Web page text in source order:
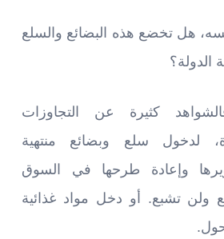
هل تخضع هذه البضائع والسلع
الدولة؟
كثيرة عن التجاوزات
لدخول سلع وبضائع منتهية
وإعادة طرحها في السوق
ولن تشبع. أو دخل مواد غذائية